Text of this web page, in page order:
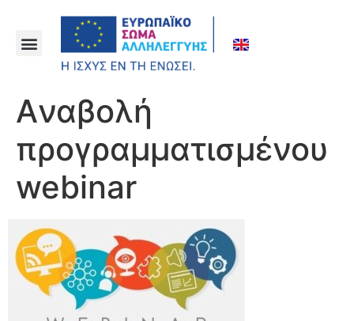
Aναβολή
προγραμματισμένου
webinar